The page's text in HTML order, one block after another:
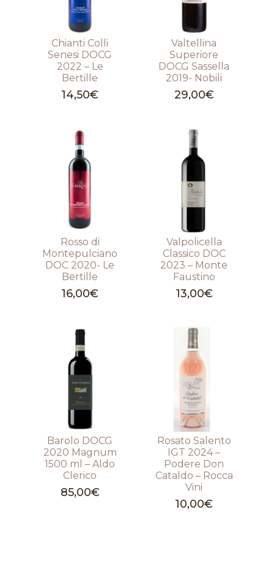
Chianti Colli
Senesi DOCG
2022 – Le
Bertille
14,50€
Valtellina
Superiore
DOCG Sassella
2019- Nobili
29,00€
Rosso di
Montepulciano
DOC 2020- Le
Bertille
16,00€
Valpolicella
Classico DOC
2023 – Monte
Faustino
13,00€
Barolo DOCG
2020 Magnum
1500 ml – Aldo
Clerico
85,00€
Rosato Salento
IGT 2024 –
Podere Don
Cataldo – Rocca
Vini
10,00€